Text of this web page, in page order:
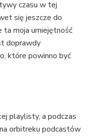
czasu w tej
się jeszcze do
ta moja umiejętność
doprawdy
które powinno być
playlisty, a podczas
orbitreku podcastów